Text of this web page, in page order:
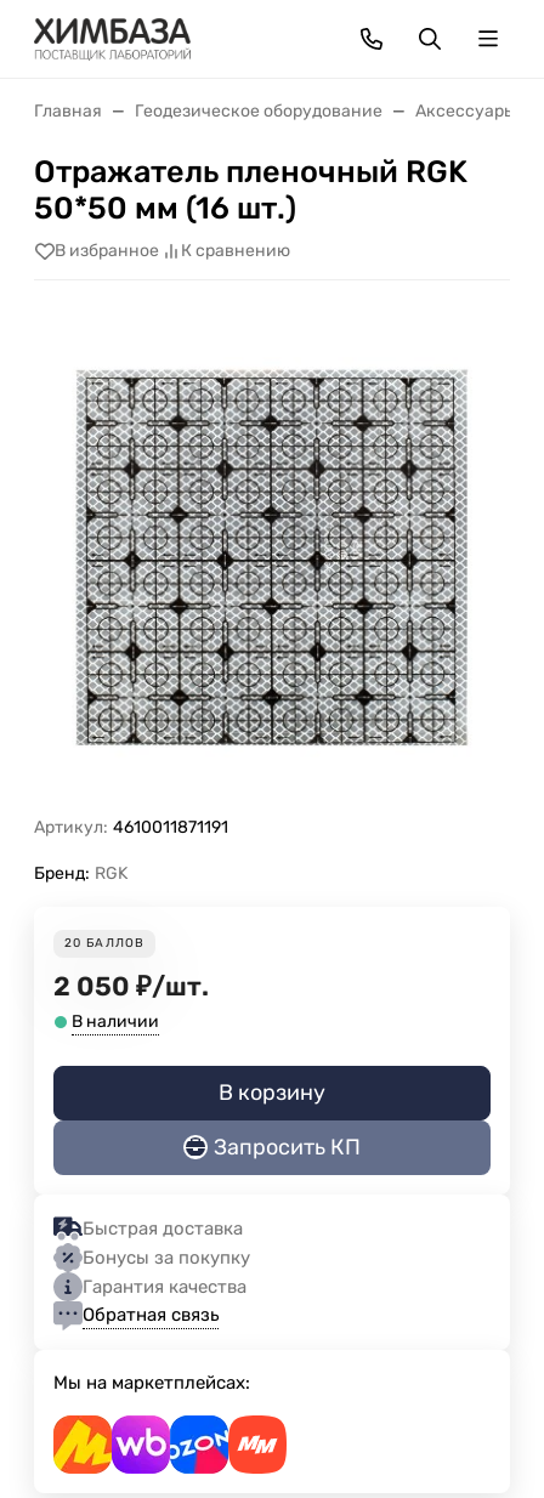
Главная Геодезическое оборудование Аксессуары
Отражатель пленочный RGK
50*50 мм (16 шт.)
В избранное К сравнению
Артикул: 4610011871191
Бренд: RGK
20 БАЛЛОВ
2 050 ₽/шт.
В наличии
В корзину
Запросить КП
Быстрая доставка
Бонусы за покупку
Гарантия качества
Обратная связь
Мы на маркетплейсах: